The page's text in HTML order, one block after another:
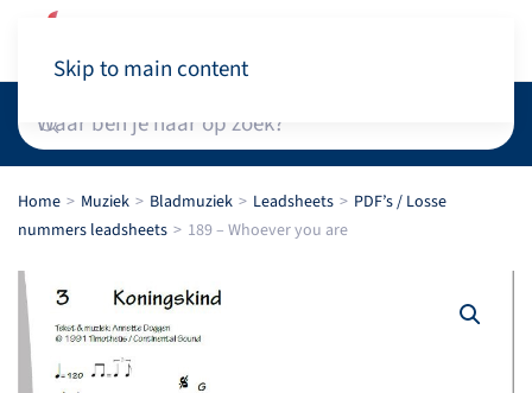
Skip to main content
Home Muziek Bladmuziek Leadsheets
PDF’s / Losse
nummers leadsheets
189 – Whoever you are